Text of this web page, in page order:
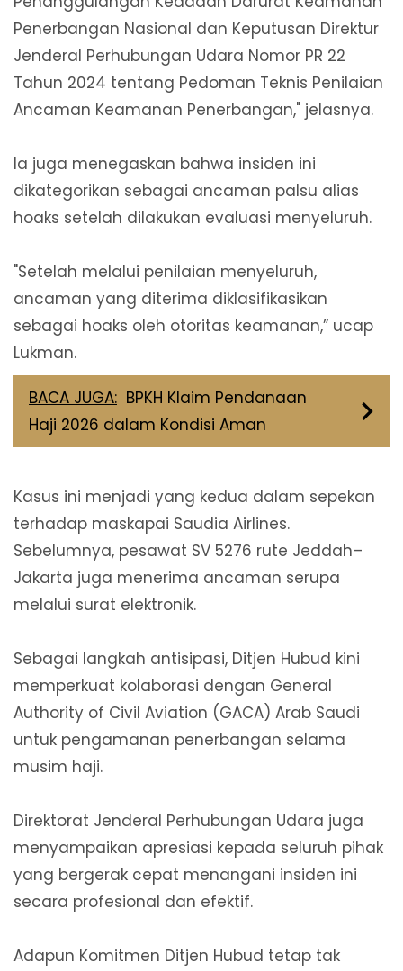
Penerbangan Nasional dan Keputusan Direktur
Jenderal Perhubungan Udara Nomor PR 22
Tahun 2024 tentang Pedoman Teknis Penilaian
Ancaman Keamanan Penerbangan," jelasnya.
Ia juga menegaskan bahwa insiden ini
dikategorikan sebagai ancaman palsu alias
hoaks setelah dilakukan evaluasi menyeluruh.
"Setelah melalui penilaian menyeluruh,
ancaman yang diterima diklasifikasikan
sebagai hoaks oleh otoritas keamanan,” ucap
Lukman.
BACA JUGA: BPKH Klaim Pendanaan
Haji 2026 dalam Kondisi Aman
Kasus ini menjadi yang kedua dalam sepekan
terhadap maskapai Saudia Airlines.
Sebelumnya, pesawat SV 5276 rute Jeddah–
Jakarta juga menerima ancaman serupa
melalui surat elektronik.
Sebagai langkah antisipasi, Ditjen Hubud kini
memperkuat kolaborasi dengan General
Authority of Civil Aviation (GACA) Arab Saudi
untuk pengamanan penerbangan selama
musim haji.
Direktorat Jenderal Perhubungan Udara juga
menyampaikan apresiasi kepada seluruh pihak
yang bergerak cepat menangani insiden ini
secara profesional dan efektif.
Adapun Komitmen Ditjen Hubud tetap tak